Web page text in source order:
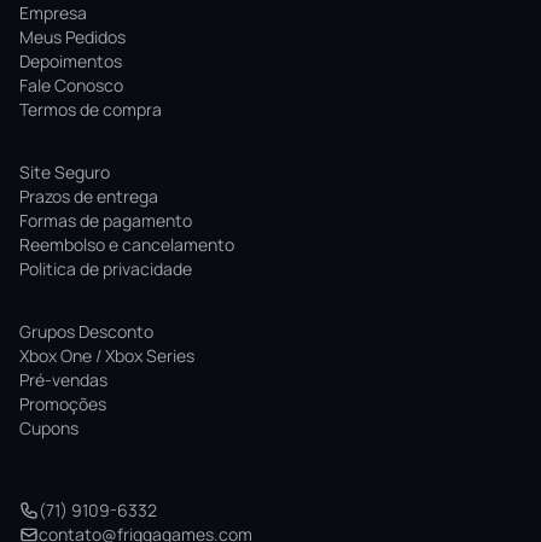
Empresa
Meus Pedidos
Depoimentos
Fale Conosco
Termos de compra
Site Seguro
Prazos de entrega
Formas de pagamento
Reembolso e cancelamento
Politica de privacidade
Grupos Desconto
Xbox One / Xbox Series
Pré-vendas
Promoções
Cupons
(71) 9109-6332
contato@friggagames.com